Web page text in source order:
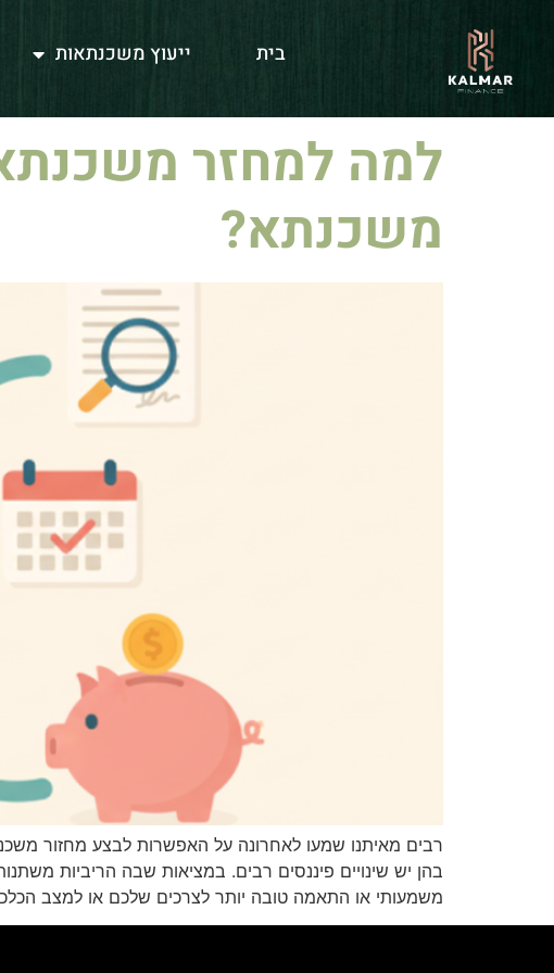
בית ייעוץ משכנתאות 21 באוקטובר 2025
למה למחזר
משכנתא?
רבים מאיתנו שמעו לאחרונה על האפשרות לבצע מחזור
בהן יש שינויים פיננסים רבים. במציאות שבה הריביות
משמעותי או התאמה טובה יותר לצרכים שלכם או למצב